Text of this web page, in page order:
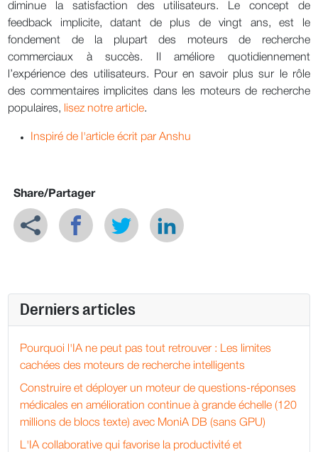
diminue la satisfaction des utilisateurs. Le concept de
feedback implicite, datant de plus de vingt ans, est le
fondement de la plupart des moteurs de recherche
commerciaux à succès. Il améliore quotidiennement
l’expérience des utilisateurs. Pour en savoir plus sur le rôle
des commentaires implicites dans les moteurs de recherche
populaires, lisez notre article.
Inspiré de l'article écrit par Anshu
Share/Partager
Derniers articles
Pourquoi l'IA ne peut pas tout retrouver : Les limites
cachées des moteurs de recherche intelligents
Construire et déployer un moteur de questions-réponses
médicales en amélioration continue à grande échelle (120
millions de blocs texte) avec MoniA DB (sans GPU)
L'IA collaborative qui favorise la productivité et